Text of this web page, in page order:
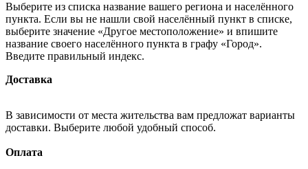
Выберите из списка название вашего региона и населённого
пункта. Если вы не нашли свой населённый пункт в списке,
выберите значение «Другое местоположение» и впишите
название своего населённого пункта в графу «Город».
Введите правильный индекс.
Доставка
В зависимости от места жительства вам предложат варианты
доставки. Выберите любой удобный способ.
Оплата